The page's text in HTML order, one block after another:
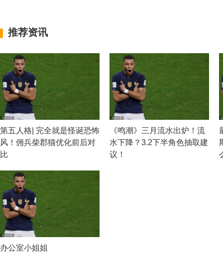
推荐资讯
第五人格| 完全就是怪诞恐怖
风！佣兵柴郡猫优化前后对
比
《鸣潮》三月流水出炉！流
水下降？3.2下半角色抽取建
议！
办公室小姐姐